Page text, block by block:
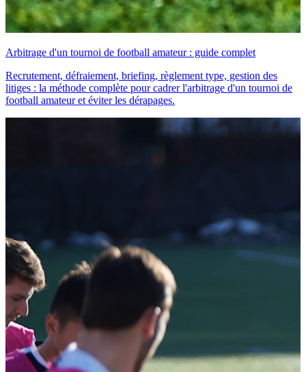
Arbitrage d'un tournoi de football amateur : guide complet
Recrutement, défraiement, briefing, règlement type, gestion des
litiges : la méthode complète pour cadrer l'arbitrage d'un tournoi de
football amateur et éviter les dérapages.